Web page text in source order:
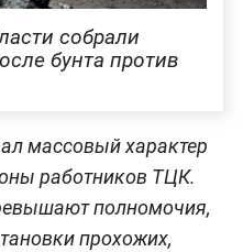
собрали
бунта против
массовый характер
работников ТЦК.
полномочия,
прохожих,